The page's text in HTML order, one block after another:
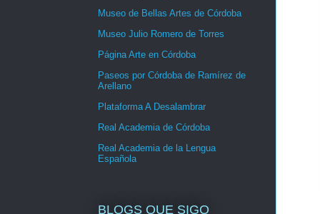
Museo de Bellas Artes de Córdoba
Museo Julio Romero de Torres
Página Arte en Córdoba
Paseos por Córdoba de Ramírez de
Arellano
Plataforma A Desalambrar
Real Academia de Córdoba
Real Academia de la Lengua
Española
BLOGS QUE SIGO